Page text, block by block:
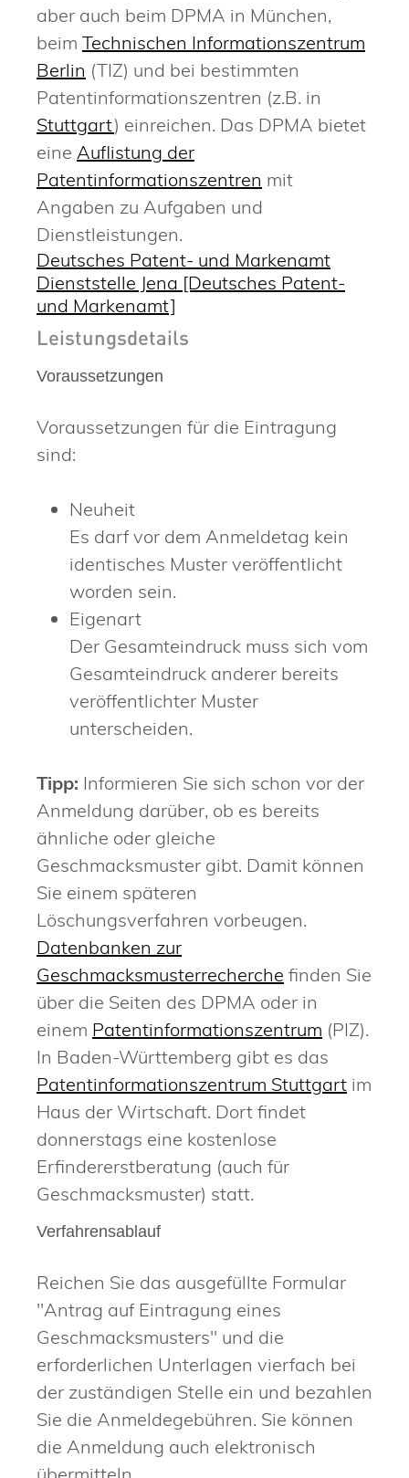
aber auch beim DPMA in München,
beim Technischen Informationszentrum
Berlin (TIZ) und bei bestimmten
Patentinformationszentren (z.B. in
Stuttgart) einreichen. Das DPMA bietet
eine Auflistung der
Patentinformationszentren mit
Angaben zu Aufgaben und
Dienstleistungen.
Deutsches Patent- und Markenamt
Dienststelle Jena [Deutsches Patent-
und Markenamt]
Leistungsdetails
Voraussetzungen
Voraussetzungen für die Eintragung
sind:
Neuheit
Es darf vor dem Anmeldetag kein
identisches Muster veröffentlicht
worden sein.
Eigenart
Der Gesamteindruck muss sich vom
Gesamteindruck anderer bereits
veröffentlichter Muster
unterscheiden.
Tipp: Informieren Sie sich schon vor der
Anmeldung darüber, ob es bereits
ähnliche oder gleiche
Geschmacksmuster gibt. Damit können
Sie einem späteren
Löschungsverfahren vorbeugen.
Datenbanken zur
Geschmacksmusterrecherche finden Sie
über die Seiten des DPMA oder in
einem Patentinformationszentrum (PIZ).
In Baden-Württemberg gibt es das
Patentinformationszentrum Stuttgart im
Haus der Wirtschaft. Dort findet
donnerstags eine kostenlose
Erfindererstberatung (auch für
Geschmacksmuster) statt.
Verfahrensablauf
Reichen Sie das ausgefüllte Formular
"Antrag auf Eintragung eines
Geschmacksmusters" und die
erforderlichen Unterlagen vierfach bei
der zuständigen Stelle ein und bezahlen
Sie die Anmeldegebühren. Sie können
die Anmeldung auch elektronisch